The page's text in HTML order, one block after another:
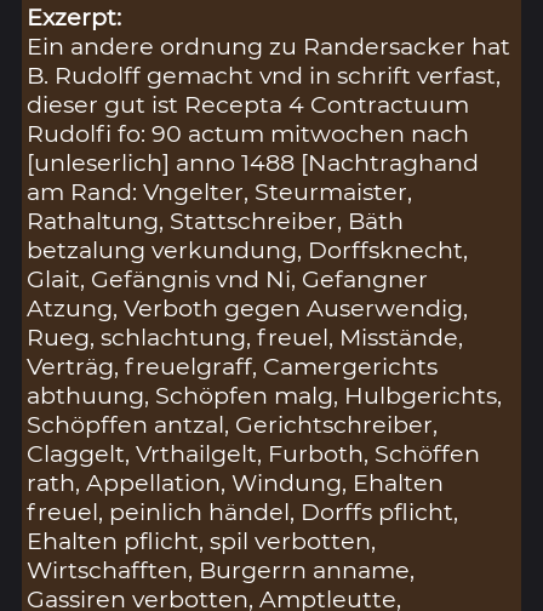
Exzerpt:
Ein andere ordnung zu Randersacker hat
B. Rudolff gemacht vnd in schrift verfast,
dieser gut ist Recepta 4 Contractuum
Rudolfi fo: 90 actum mitwochen nach
[unleserlich] anno 1488 [Nachtraghand
am Rand: Vngelter, Steurmaister,
Rathaltung, Stattschreiber, Bäth
betzalung verkundung, Dorffsknecht,
Glait, Gefängnis vnd Ni, Gefangner
Atzung, Verboth gegen Auserwendig,
Rueg, schlachtung, freuel, Misstände,
Verträg, freuelgraff, Camergerichts
abthuung, Schöpfen malg, Hulbgerichts,
Schöpffen antzal, Gerichtschreiber,
Claggelt, Vrthailgelt, Furboth, Schöffen
rath, Appellation, Windung, Ehalten
freuel, peinlich händel, Dorffs pflicht,
Ehalten pflicht, spil verbotten,
Wirtschafften, Burgerrn anname,
Gassiren verbotten, Amptleutte,